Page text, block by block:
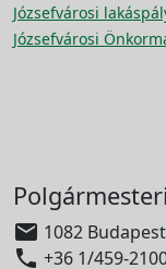
Józsefvárosi
Józsefvárosi
 1082
 +36 1/459-